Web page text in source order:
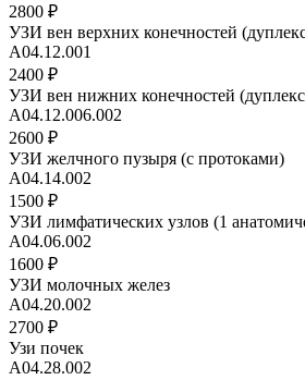
2800 ₽
УЗИ вен верхних конечностей
A04.12.001
2400 ₽
УЗИ вен нижних конечностей
А04.12.006.002
2600 ₽
УЗИ желчного пузыря (с протоками)
А04.14.002
1500 ₽
УЗИ лимфатических узлов (1
А04.06.002
1600 ₽
УЗИ молочных желез
А04.20.002
2700 ₽
Узи почек
А04.28.002